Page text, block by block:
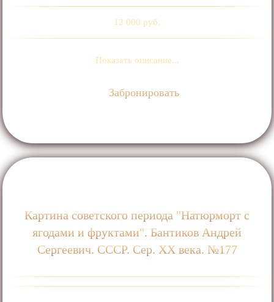
12 000 руб.
Показать описание...
Забронировать
Картина советского периода "Натюрморт с
ягодами и фруктами". Бантиков Андрей
Сергеевич. СССР. Сер. XX века. №177